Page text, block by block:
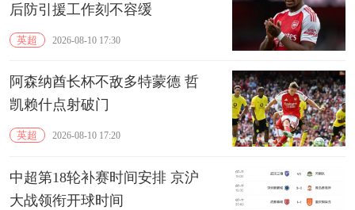
后防引援工作刻不容缓
英超 2026-08-10 17:30
阿森纳酋长杯不敌多特蒙德 哲
凯赖什点射破门
英超 2026-08-10 17:20
中超第18轮补赛时间安排 京沪
大战领衔开球时间